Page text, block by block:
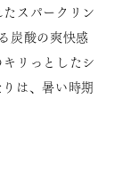
スパークリン
炭酸の爽快感
リっとしたシ
は、暑い時期